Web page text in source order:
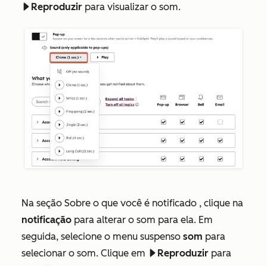
playerPlay Reproduzir para visualizar o som.
Na seção Sobre o que você é notificado , clique na
notificação para alterar o som para ela. Em
seguida, selecione o menu suspenso som para
selecionar o som. Clique em
playerPlay Reproduzir para